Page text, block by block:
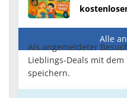
Alle
Als angemeldeter
Lieblings-Deals mit dem
speichern.